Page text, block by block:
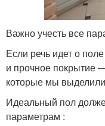
Важно учесть все
Если речь идет о
и прочное покрытие
которые мы
Идеальный пол
параметрам :